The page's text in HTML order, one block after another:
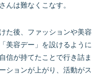
んは難なくこなす。
た後、ファッションや美容
美容デー」を設けるように
信が持てたことで行き詰ま
ションが上がり、活動がス